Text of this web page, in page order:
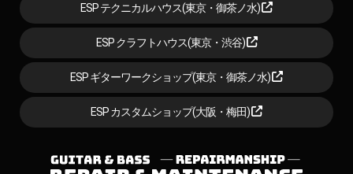
ESP テクニカルハウス(東京・御茶ノ水)
ESP クラフトハウス(東京・渋谷)
ESP ギターワークショップ(東京・御茶ノ水)
ESP カスタムショップ(大阪・梅田)